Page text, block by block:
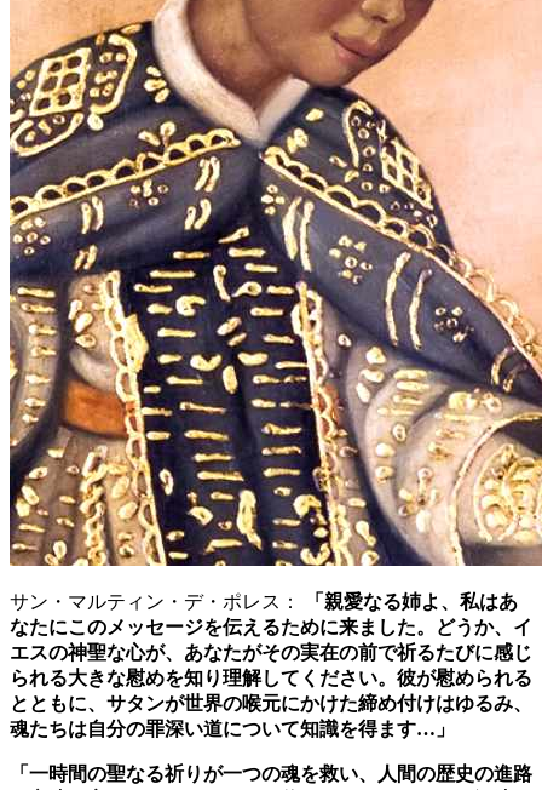
サン・マルティン・デ・ポレス：
「親愛なる姉よ、私はあ
なたにこのメッセージを伝えるために来ました。どうか、イ
エスの神聖な心が、あなたがその実在の前で祈るたびに感じ
られる大きな慰めを知り理解してください。彼が慰められる
とともに、サタンが世界の喉元にかけた締め付けはゆるみ、
魂たちは自分の罪深い道について知識を得ます…」
「一時間の聖なる祈りが一つの魂を救い、人間の歴史の進路